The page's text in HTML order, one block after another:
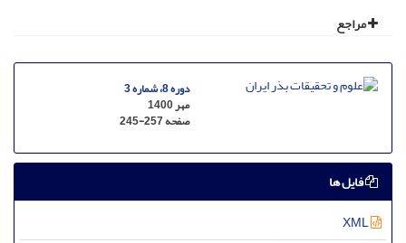
مراجع
دوره 8، شماره 3
مهر 1400
صفحه245-257
فایل ها